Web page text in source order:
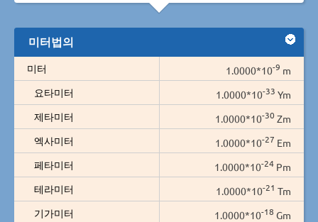
미터법의
미터 1.0000*10-9 m
요타미터
1.0000*10-33 Ym
제타미터
1.0000*10-30 Zm
엑사미터
1.0000*10-27 Em
페타미터
1.0000*10-24 Pm
테라미터
1.0000*10-21 Tm
기가미터
1.0000*10-18 Gm